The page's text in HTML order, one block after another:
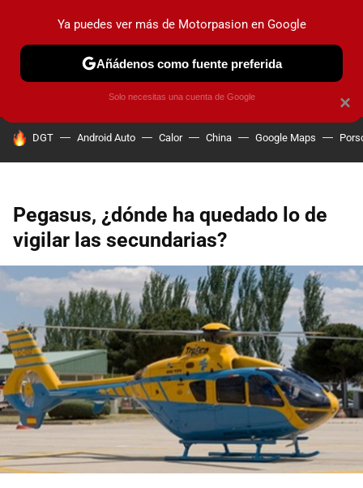
PRUEBAS COCHES ELÉCTRICOS OBSERVATORIO
HOY SE HABLA DE
DGT Android Auto Calor China Google Maps
Pegasus, ¿dónde ha quedado lo de
vigilar las secundarias?
×
Ya puedes ver más de Motorpasion en Google
Añádenos como fuente preferida
Solo necesitas una cuenta de Google